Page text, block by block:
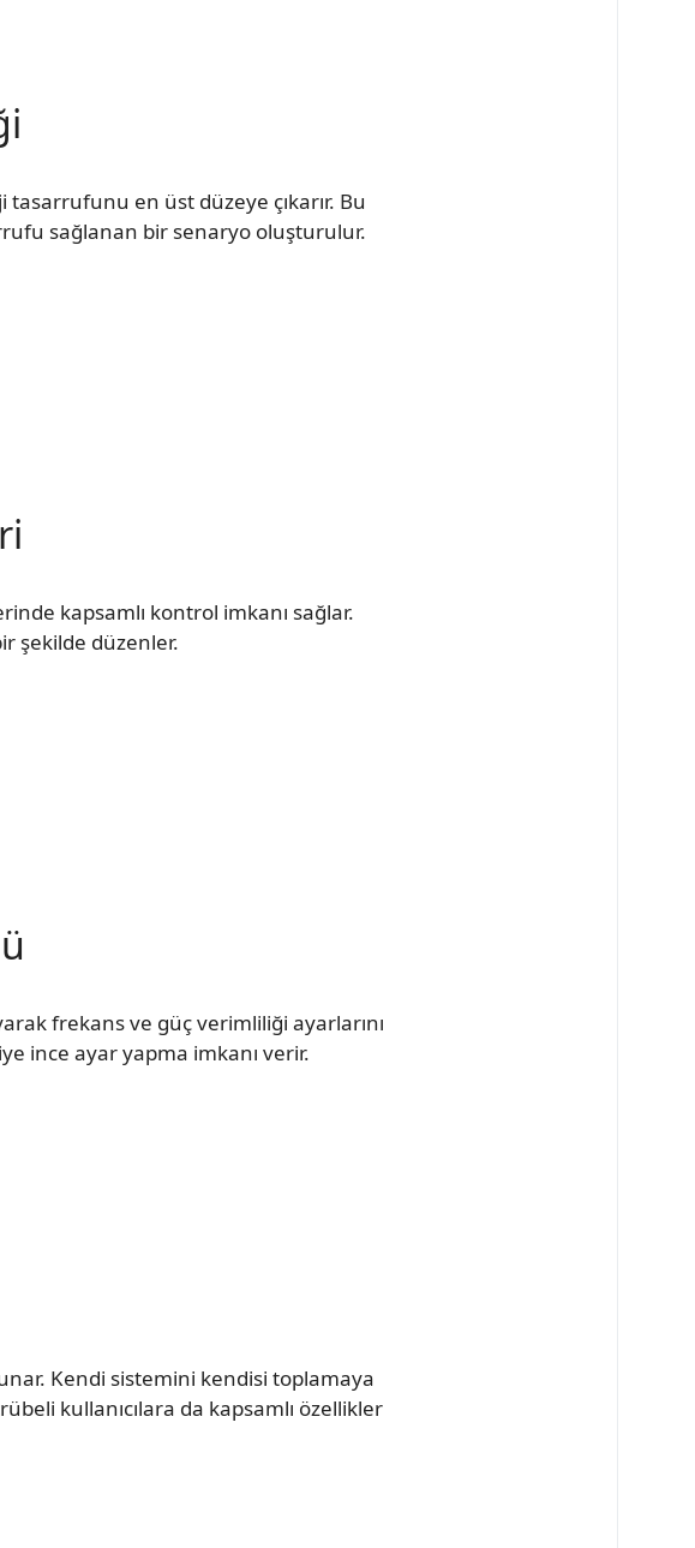
tasarrufunu en üst düzeye çıkarır. Bu
sağlanan bir senaryo oluşturulur.
kapsamlı kontrol imkanı sağlar.
şekilde düzenler.
frekans ve güç verimliliği ayarlarını
ince ayar yapma imkanı verir.
Kendi sistemini kendisi toplamaya
kullanıcılara da kapsamlı özellikler